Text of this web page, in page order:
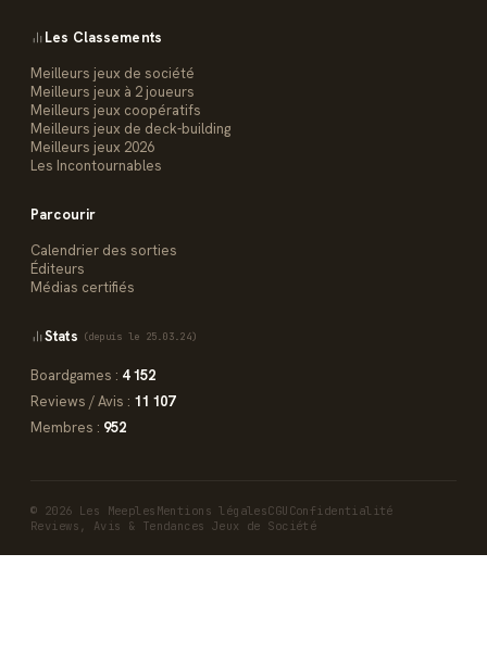
Les Classements
Meilleurs jeux de société
Meilleurs jeux à 2 joueurs
Meilleurs jeux coopératifs
Meilleurs jeux de deck-building
Meilleurs jeux 2026
Les Incontournables
Parcourir
Calendrier des sorties
Éditeurs
Médias certifiés
Stats (depuis le 25.03.24)
Boardgames : 4 152
Reviews / Avis : 11 107
Membres : 952
© 2026 Les Meeples Mentions légalesCGU Confidentialité
Reviews, Avis & Tendances Jeux de Société